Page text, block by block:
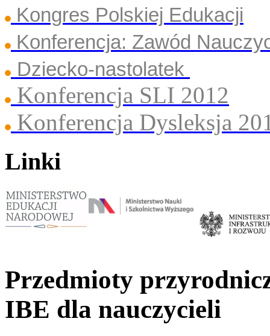
Kongres Polskiej Edukacji
Konferencja: Zawód
Dziecko-nastolatek
Konferencja SLI 2012
Konferencja Dysleksja
Linki
Przedmioty
IBE dla nauczycieli